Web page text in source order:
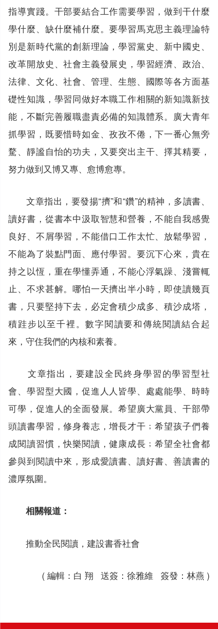
指導實踐。干部要結合工作需要學習，做到干什麼
學什麼、缺什麼補什麼。要學習馬克思主義理論特
別是新時代黨的創新理論，學習黨史、新中國史、
改革開放史、社會主義發展史，學習經濟、政治、
法律、文化、社會、管理、生態、國際等各方面基
礎性知識，學習同做好本職工作相關的新知識新技
能，不斷完善履職盡責必備的知識體系。廣大青年
抓學習，既要惜時如金、孜孜不倦，下一番心無旁
騖、靜謐自怡的功夫，又要突出主干、擇其精要，
努力做到又博又專、愈博愈專。
文章指出，要發揚“擠”和“鑽”的精神，多讀書、
讀好書，從書本中汲取智慧和營養，不能自我感覺
良好、不屑學習，不能借口工作太忙、放鬆學習，
不能為了裝點門面、應付學習。要沉下心來，貴在
持之以恆，重在學懂弄通，不能心浮氣躁、淺嘗輒
止、不求甚解。哪怕一天擠出半小時，即使讀幾頁
書，只要堅持下去，必定會積少成多、積沙成塔，
積跬步以至千裡。數字閱讀要和傳統閱讀結合起
來，守住我們的內核和素養。
文章指出，要建設全民終身學習的學習型社
會、學習型大國，促進人人皆學、處處能學、時時
可學，促進人的全面發展。希望廣大黨員、干部帶
頭讀書學習，修身養志，增長才干﹔希望孩子們養
成閱讀習慣，快樂閱讀，健康成長﹔希望全社會都
參與到閱讀中來，形成愛讀書、讀好書、善讀書的
濃厚氛圍。
相關報道：
推動全民閱讀，建設書香社會
( 編輯：白 翔 送簽：徐雅維 簽發：林燕 )